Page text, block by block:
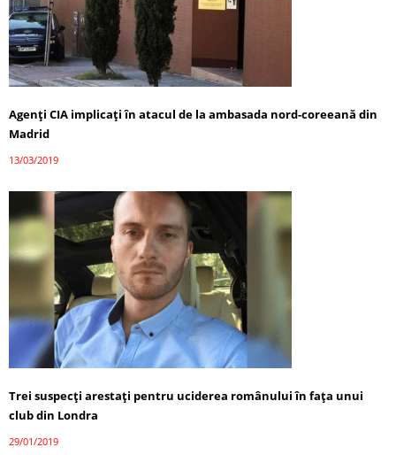
Agenţi CIA implicaţi în atacul de la ambasada nord-coreeană din
Madrid
13/03/2019
Trei suspecţi arestaţi pentru uciderea românului în faţa unui
club din Londra
29/01/2019